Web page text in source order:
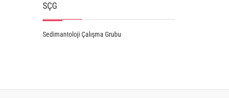
SÇG
Sedimantoloji Çalışma Grubu